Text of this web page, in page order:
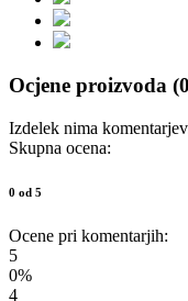
Ocjene proizvoda
Izdelek nima
Skupna ocena:
0 od 5
Ocene pri komentarjih:
5
0%
4